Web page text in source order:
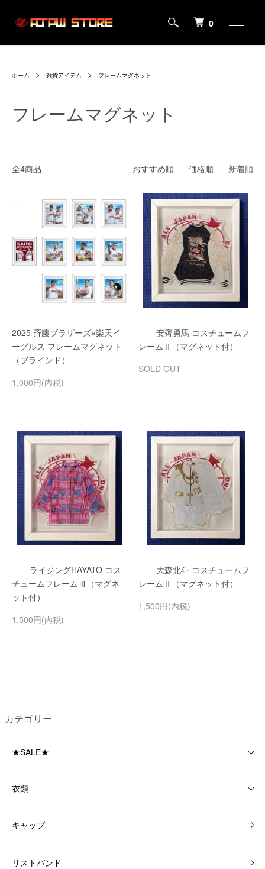
0
ホーム 雑貨アイテム フレームマグネット
フレームマグネット
全4商品 おすすめ順 価格順 新着順
2025 斉藤ブラザーズ×楽天イ
ーグルス フレームマグネット
（ブラインド）
1,000円(内税)
安齊勇馬 コスチュームフ
レームⅡ（マグネット付）
SOLD OUT
ライジングHAYATO コス
チュームフレームⅢ（マグネ
ット付）
1,500円(内税)
大森北斗 コスチュームフ
レームⅡ（マグネット付）
1,500円(内税)
カテゴリー
★SALE★
衣類
キャップ
リストバンド